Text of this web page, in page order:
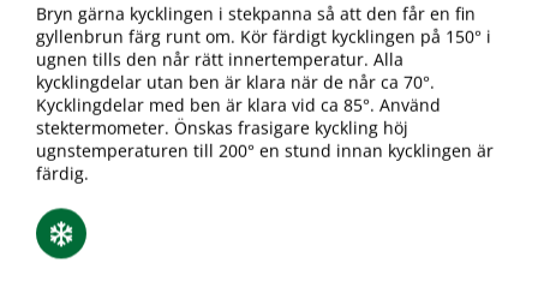
Bryn gärna kycklingen i stekpanna så att den får en fin
gyllenbrun färg runt om. Kör färdigt kycklingen på 150° i
ugnen tills den når rätt innertemperatur. Alla
kycklingdelar utan ben är klara när de når ca 70°.
Kycklingdelar med ben är klara vid ca 85°. Använd
stektermometer. Önskas frasigare kyckling höj
ugnstemperaturen till 200° en stund innan kycklingen är
färdig.